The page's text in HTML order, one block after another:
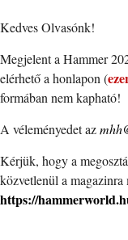
Kedves Olvasónk!
Megjelent a Hammer
elérhető a honlapon (
formában nem kapható!
A véleményedet az
Kérjük, hogy a
közvetlenül a magazinra
https://